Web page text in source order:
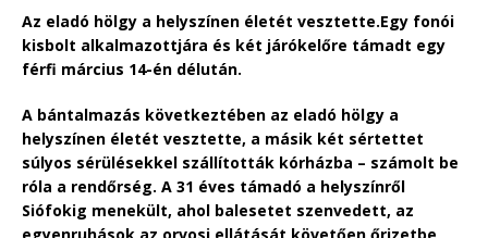
Az eladó hölgy a helyszínen életét vesztette.Egy fonói
kisbolt alkalmazottjára és két járókelőre támadt egy
férfi március 14-én délután.
A bántalmazás következtében az eladó hölgy a
helyszínen életét vesztette, a másik két sértettet
súlyos sérülésekkel szállították kórházba – számolt be
róla a rendőrség. A 31 éves támadó a helyszínről
Siófokig menekült, ahol balesetet szenvedett, az